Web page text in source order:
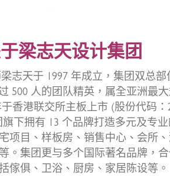
梁志天设计集团
志天于 1997 年成立，集团双总
500 人的团队精英，属全亚洲最
香港联交所主板上市 (股份代码：
下拥有 13 个品牌打造多元及专
项目、样板房、销售中心、会所
。集团更与多个国际著名品牌，
傢俱、卫浴、厨房、家居陈设等。